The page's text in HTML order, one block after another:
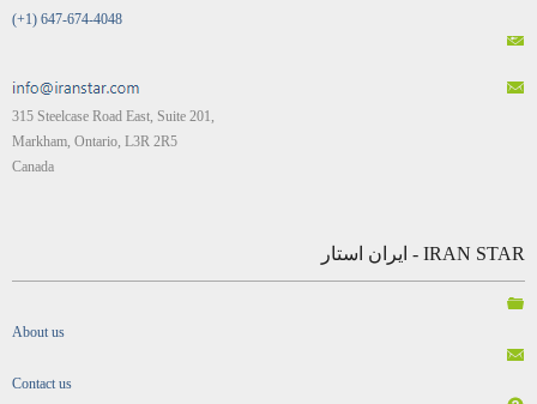
(+1) 647-674-4048
315 Steelcase Road East, Suite 201,
Markham, Ontario, L3R 2R5
Canada
IRAN STAR - ایران استار
About us
Contact us